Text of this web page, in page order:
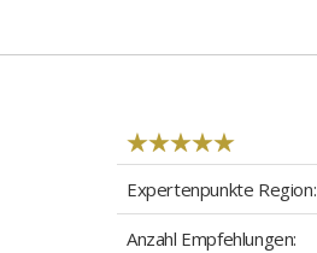
Expertenpunkte Region:
Anzahl Empfehlungen: